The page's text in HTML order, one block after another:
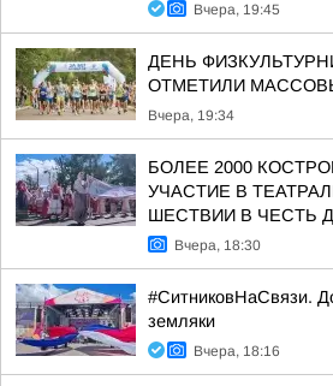
Вчера, 19:45
ДЕНЬ
ОТМЕТИЛИ
Вчера, 19:34
БОЛЕЕ 2000
УЧАСТИЕ В
ШЕСТВИИ В ЧЕСТЬ
Вчера, 18:30
#СитниковНаСвязи.
земляки
Вчера, 18:16